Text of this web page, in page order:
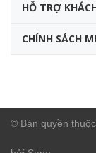
HỖ TRỢ
CHÍNH SÁCH
© Bản quyền